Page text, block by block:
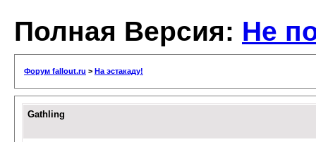
Полная Версия: Не
Форум fallout.ru > На эстакаду!
Gathling